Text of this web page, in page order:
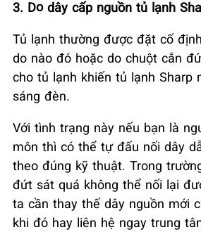
3. Do dây cấp nguồn tủ lạnh
Tủ lạnh thường được đặt cố
do nào đó hoặc do chuột cắn
cho tủ lạnh khiến tủ lạnh Sharp
sáng đèn.
Với tình trạng này nếu bạn là
môn thì có thể tự đấu nối dây
theo đúng kỹ thuật. Trong
đứt sát quá không thể nối lại
ta cần thay thế dây nguồn mới
khi đó hay liên hệ ngay trung